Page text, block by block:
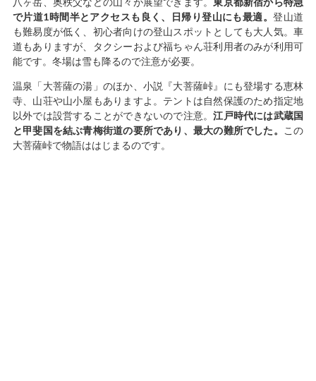
で片道1時間半とアクセスも良く、日帰り登山にも最適。登山道
も難易度が低く、初心者向けの登山スポットとしても大人気。車
道もありますが、タクシーおよび福ちゃん荘利用者のみが利用可
能です。冬場は雪も降るので注意が必要。
温泉「大菩薩の湯」のほか、小説『大菩薩峠』にも登場する恵林
寺、山荘や山小屋もありますよ。テントは自然保護のため指定地
以外では設営することができないので注意。江戸時代には武蔵国
と甲斐国を結ぶ青梅街道の要所であり、最大の難所でした。
この
大菩薩峠で物語ははじまるのです。